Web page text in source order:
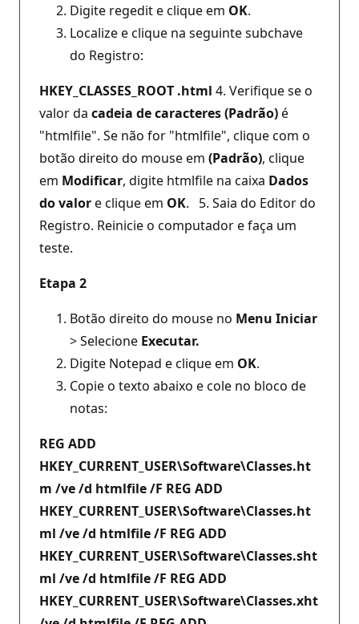
Digite regedit e clique em OK.
Localize e clique na seguinte subchave
do Registro:
HKEY_CLASSES_ROOT .html 4. Verifique se o
valor da cadeia de caracteres (Padrão)é
"htmlfile". Se não for "htmlfile", clique com o
botão direito do mouse em (Padrão), clique
em Modificar, digite htmlfile na caixa Dados
do valore clique em OK.
5. Saia do Editor do
Registro. Reinicie o computador e faça um
teste.
Etapa 2
Botão direito do mouse no Menu Iniciar
> Selecione Executar.
Digite Notepad e clique em OK.
Copie o texto abaixo e cole no bloco de
notas:
REG ADD
HKEY_CURRENT_USER\Software\Classes.ht
m /ve /d htmlfile /F REG ADD
HKEY_CURRENT_USER\Software\Classes.ht
ml /ve /d htmlfile /F REG ADD
HKEY_CURRENT_USER\Software\Classes.sht
ml /ve /d htmlfile /F REG ADD
HKEY_CURRENT_USER\Software\Classes.xht